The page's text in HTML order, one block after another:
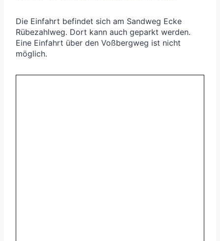
Die Einfahrt befindet sich am Sandweg Ecke
Rübezahlweg. Dort kann auch geparkt werden.
Eine Einfahrt über den Voßbergweg ist nicht
möglich.